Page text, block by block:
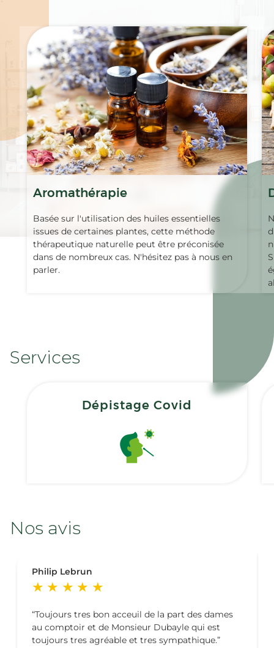
Aromathérapie
Basée sur l'utilisation des huiles essentielles
issues de certaines plantes, cette méthode
thérapeutique naturelle peut être préconisée
dans de nombreux cas. N'hésitez pas à nous en
parler.
Services
Dépistage Covid
Nos avis
Philip Lebrun
Toujours tres bon acceuil de la part des dames
au comptoir et de Monsieur Dubayle qui est
toujours tres agréable et tres sympathique.